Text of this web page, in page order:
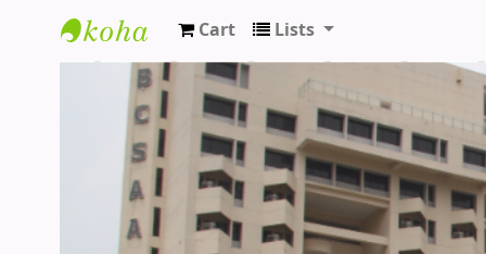
BCS Administration Academy Library
Cart Lists